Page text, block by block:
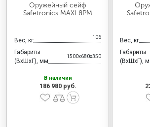
Оружейный сейф
Safetronics MAXI 8PM
Вес, кг 106
Габариты
(ВхШхГ), мм
1500x680x350
В наличии
186 980 руб.
Вес, кг
Габариты
(ВхШхГ),